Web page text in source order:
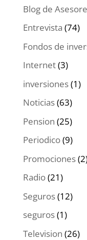
Blog de
Entrevista (74)
Fondos de
Internet(3)
inversiones(1)
Noticias(63)
Pension (25)
Periodico(9)
Promociones
Radio(21)
Seguros(12)
seguros(1)
Television (26)